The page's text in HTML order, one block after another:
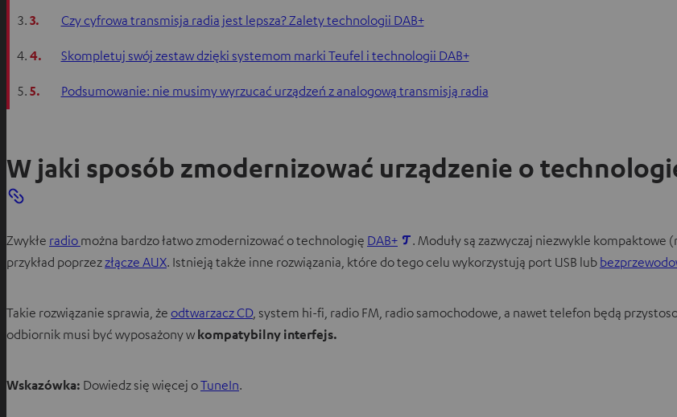
3. Czy cyfrowa transmisja radia jest lepsza? Zalety technologii DAB+
4. Skompletuj swój zestaw dzięki systemom marki Teufel i technologii DAB+
5. Podsumowanie: nie musimy wyrzucać urządzeń z analogową transmisją radia
W jaki sposób zmodernizować urządzenie o
Zwykłe radio można bardzo łatwo zmodernizować o technologię DAB+ . Moduły są zazwyczaj niezwykle kompaktowe
przykład poprzezzłącze AUX. Istnieją także inne rozwiązania, które do tego celu wykorzystują port USB lub
Takie rozwiązanie sprawia, że odtwarzacz CD, system hi-fi, radio FM, radio samochodowe, a nawet telefon będą
odbiornik musi być wyposażony w kompatybilny interfejs.
Wskazówka: Dowiedz się więcej oTuneIn.